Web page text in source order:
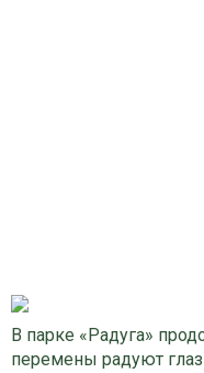
В парке «Радуга»
перемены радуют